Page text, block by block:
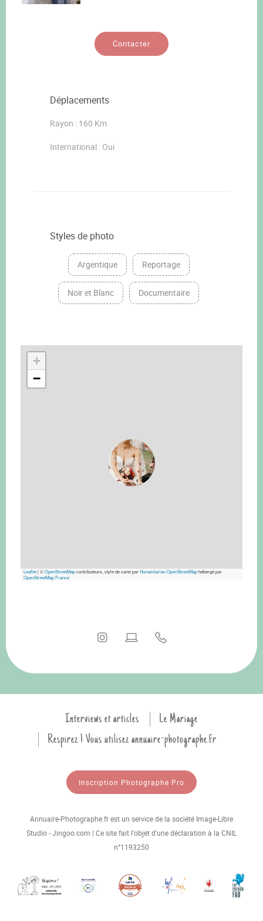
Contacter
Déplacements
Rayon : 160 Km
International : Oui
Styles de photo
Argentique Reportage
Noir et Blanc Documentaire
+
−
Leaflet|©OpenStreetMapcontributeurs, style de carte parHumanitarian OpenStreetMaphébergé par
OpenStreetMap France
Interviews et articles
Le Mariage
Respirez ! Vous utilisez annuaire-photographe.fr
Inscription Photographe Pro
Annuaire-Photographe.fr est un service de la société Image-Libre
Studio - Jingoo.com | Ce site fait l'objet d'une déclaration à la CNIL
n°1193250